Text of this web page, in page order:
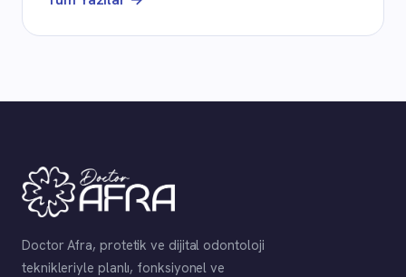
Doctor Afra, protetik ve dijital odontoloji
teknikleriyle planlı, fonksiyonel ve